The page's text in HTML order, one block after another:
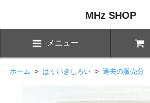
MHz SHOP
メニュー
ホーム > はくいきしろい > 過去の販売分